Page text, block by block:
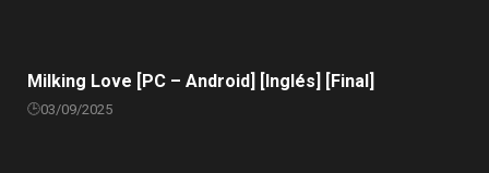
Milking Love [PC – Android] [Inglés] [Final]
03/09/2025